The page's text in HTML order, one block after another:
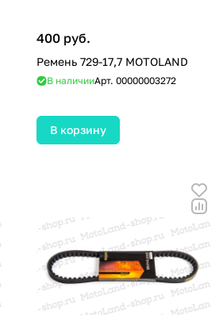
400 руб.
Ремень 729-17,7 MOTOLAND
В наличииАрт. 00000003272
В корзину